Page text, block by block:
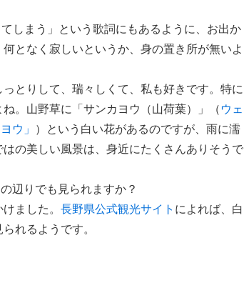
しまう」という歌詞にもあるように、お出か
となく寂しいというか、身の置き所が無いよ
とりして、瑞々しくて、私も好きです。特に
。山野草に「サンカヨウ（山荷葉）」（ ウェ
ウ」 ）という白い花があるのですが、雨に濡
の美しい風景は、身近にたくさんありそうで
辺りでも見られますか？
ました。 長野県公式観光サイト によれば、白
れるようです。